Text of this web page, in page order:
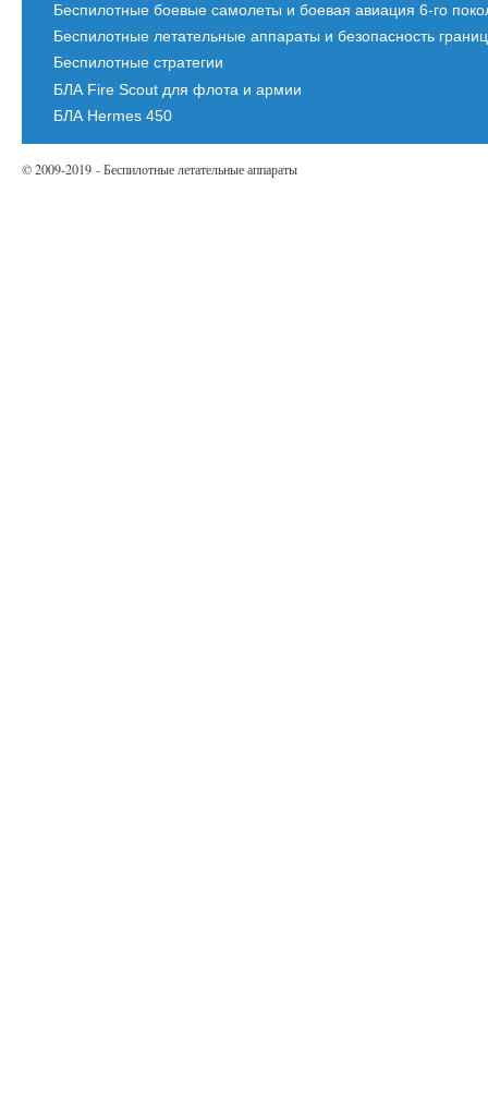
Беспилотные боевые самолеты и боевая авиация 6-го
Беспилотные летательные аппараты и безопасность границ
Беспилотные стратегии
БЛА Fire Scout для флота и армии
БЛА Hermes 450
© 2009-2019 - Беспилотные летательные аппараты